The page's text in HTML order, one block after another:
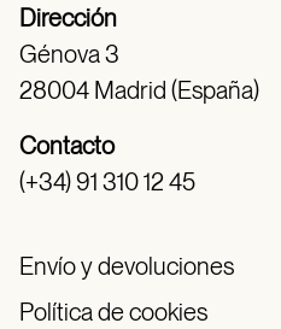
Dirección
Génova 3
28004 Madrid (España)
Contacto
(+34) 91 310 12 45
Envío y devoluciones
Política de cookies